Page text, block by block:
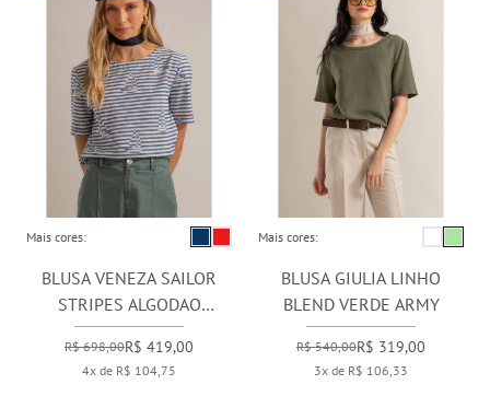
Mais cores:
BLUSA VENEZA SAILOR
STRIPES ALGODAO
MARINHO
R$ 698,00R$ 419,00
4x de R$ 104,75
Mais cores:
BLUSA GIULIA LINHO
BLEND VERDE ARMY
R$ 540,00R$ 319,00
3x de R$ 106,33